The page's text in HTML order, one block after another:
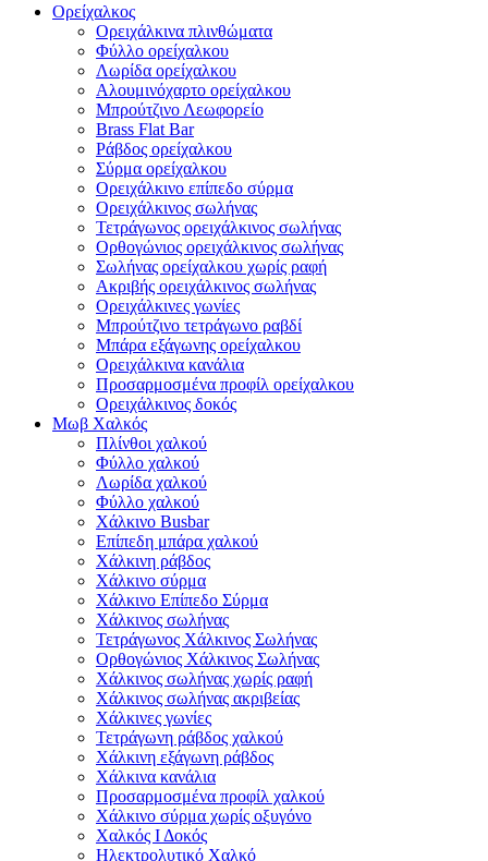
Ορείχαλκος
Ορειχάλκινα πλινθώματα
Φύλλο ορείχαλκου
Λωρίδα ορείχαλκου
Αλουμινόχαρτο ορείχαλκου
Μπρούτζινο Λεωφορείο
Brass Flat Bar
Ράβδος ορείχαλκου
Σύρμα ορείχαλκου
Ορειχάλκινο επίπεδο σύρμα
Ορειχάλκινος σωλήνας
Τετράγωνος ορειχάλκινος σωλήνας
Ορθογώνιος ορειχάλκινος σωλήνας
Σωλήνας ορείχαλκου χωρίς ραφή
Ακριβής ορειχάλκινος σωλήνας
Ορειχάλκινες γωνίες
Μπρούτζινο τετράγωνο ραβδί
Μπάρα εξάγωνης ορείχαλκου
Ορειχάλκινα κανάλια
Προσαρμοσμένα προφίλ ορείχαλκου
Ορειχάλκινος δοκός
Μωβ Χαλκός
Πλίνθοι χαλκού
Φύλλο χαλκού
Λωρίδα χαλκού
Φύλλο χαλκού
Χάλκινο Busbar
Επίπεδη μπάρα χαλκού
Χάλκινη ράβδος
Χάλκινο σύρμα
Χάλκινο Επίπεδο Σύρμα
Χάλκινος σωλήνας
Τετράγωνος Χάλκινος Σωλήνας
Ορθογώνιος Χάλκινος Σωλήνας
Χάλκινος σωλήνας χωρίς ραφή
Χάλκινος σωλήνας ακριβείας
Χάλκινες γωνίες
Τετράγωνη ράβδος χαλκού
Χάλκινη εξάγωνη ράβδος
Χάλκινα κανάλια
Προσαρμοσμένα προφίλ χαλκού
Χάλκινο σύρμα χωρίς οξυγόνο
Χαλκός Ι Δοκός
Ηλεκτρολυτικό Χαλκό